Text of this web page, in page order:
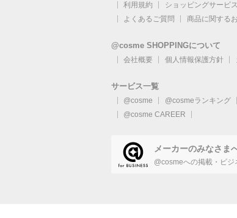
利用規約 ショッピングサービ
よくあるご質問
商品に関する
@cosme SHOPPINGについて
会社概要 個人情報保護方針
サービス一覧
@cosme @cosmeランキング
@cosme CAREER
メーカーのみなさま
@cosmeへの掲載・ビジ